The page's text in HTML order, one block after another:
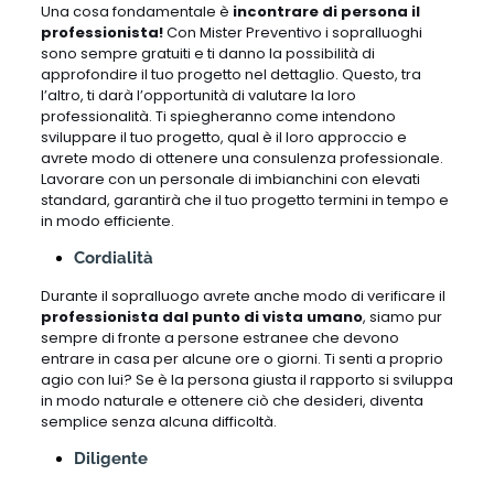
Una cosa fondamentale è incontrare di persona il
professionista!Con Mister Preventivo i sopralluoghi
sono sempre gratuiti e ti danno la possibilità di
approfondire il tuo progetto nel dettaglio. Questo, tra
l’altro, ti darà l’opportunità di valutare la loro
professionalità. Ti spiegheranno come intendono
sviluppare il tuo progetto, qual è il loro approccio e
avrete modo di ottenere una consulenza professionale.
Lavorare con un personale di imbianchini con elevati
standard, garantirà che il tuo progetto termini in tempo e
in modo efficiente.
Cordialità
Durante il sopralluogo avrete anche modo di verificare il
professionista dal punto di vista umano, siamo pur
sempre di fronte a persone estranee che devono
entrare in casa per alcune ore o giorni. Ti senti a proprio
agio con lui? Se è la persona giusta il rapporto si sviluppa
in modo naturale e ottenere ciò che desideri, diventa
semplice senza alcuna difficoltà.
Diligente